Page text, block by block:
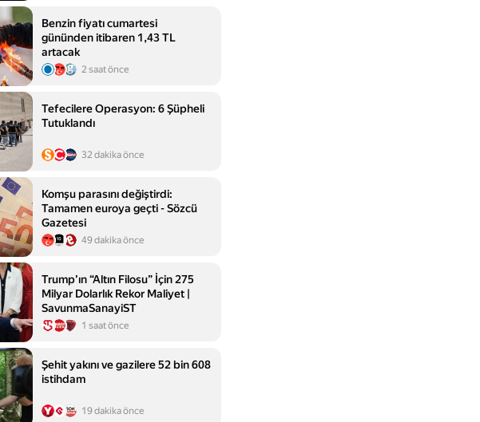
Benzin fiyatı cumartesi
gününden itibaren 1,43 TL
artacak
2 saat önce
Tefecilere Operasyon: 6 Şüpheli
Tutuklandı
32 dakika önce
Komşu parasını değiştirdi:
Tamamen euroya geçti - Sözcü
Gazetesi
49 dakika önce
Trump’ın “Altın Filosu” İçin 275
Milyar Dolarlık Rekor Maliyet |
SavunmaSanayiST
1 saat önce
Şehit yakını ve gazilere 52 bin 608
istihdam
19 dakika önce